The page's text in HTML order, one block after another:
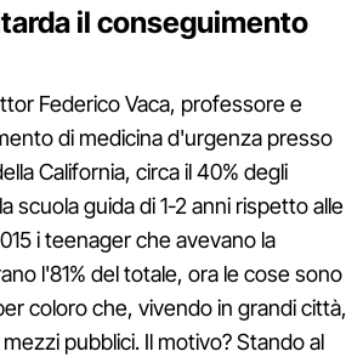
il conseguimento
Federico Vaca, professore e
di medicina d'urgenza presso
California, circa il 40% degli
scuola guida di 1-2 anni rispetto alle
i teenager che avevano la
l'81% del totale, ora le cose sono
coloro che, vivendo in grandi città,
pubblici. Il motivo? Stando al